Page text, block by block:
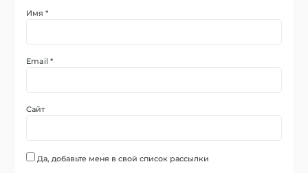
Имя*
Email*
Сайт
Да, добавьте меня в свой список рассылки